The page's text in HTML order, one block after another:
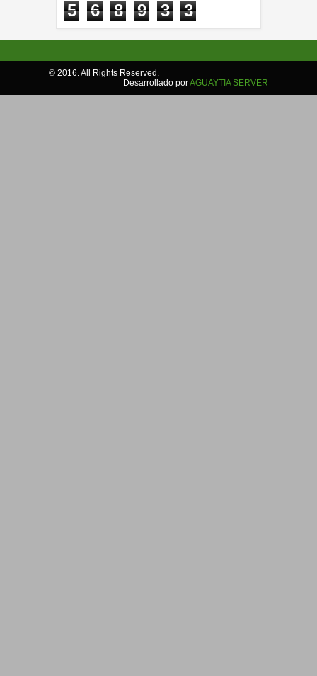
5 6 8 9 3 3
© 2016. All Rights Reserved.
Desarrollado porAGUAYTIA SERVER